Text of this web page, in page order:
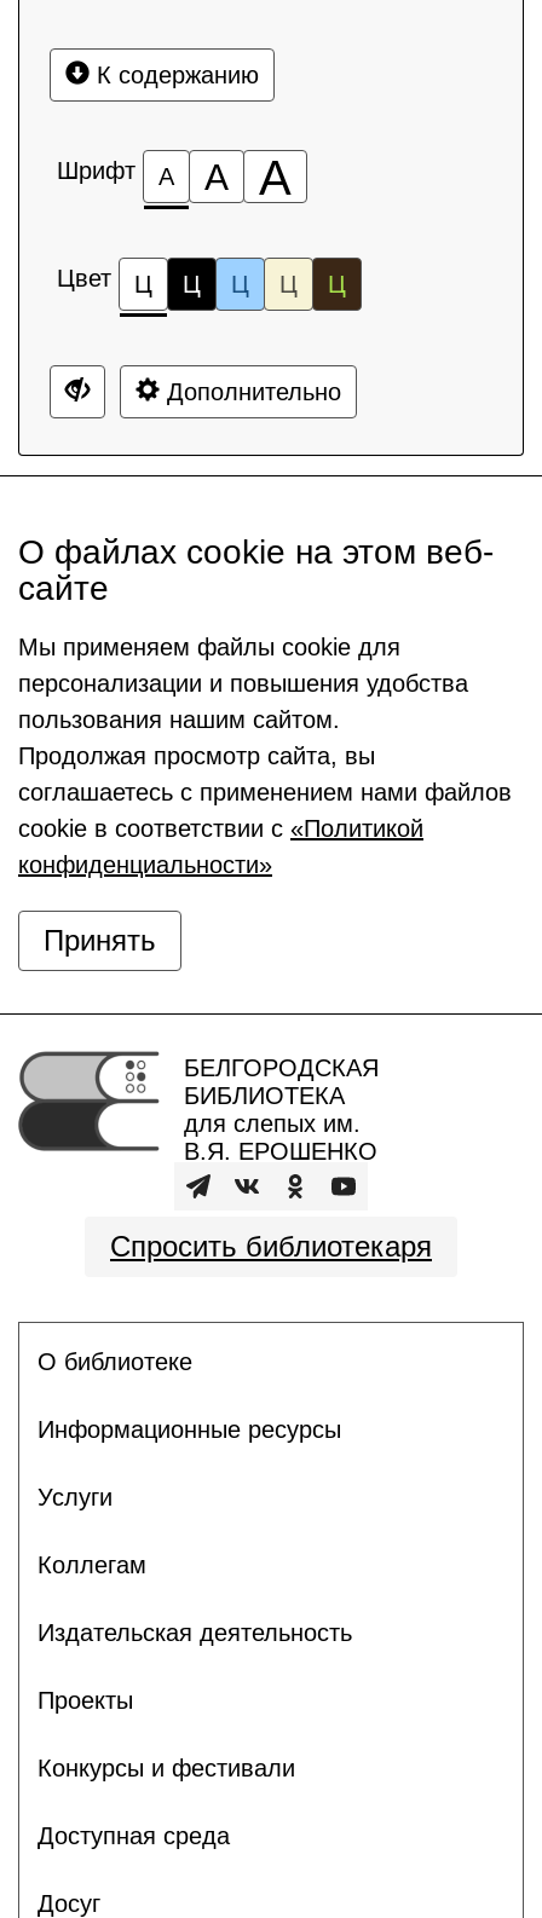
К содержанию
Шрифт А А А
Цвет Ц Ц Ц Ц Ц
Дополнительно
О файлах cookie на этом веб-
сайте
Мы применяем файлы cookie для
персонализации и повышения удобства
пользования нашим сайтом.
Продолжая просмотр сайта, вы
соглашаетесь с применением нами файлов
cookie в соответствии с «Политикой
конфиденциальности»
Принять
БЕЛГОРОДСКАЯ
БИБЛИОТЕКА
для слепых им.
В.Я. ЕРОШЕНКО
Спросить библиотекаря
О библиотеке
Информационные ресурсы
Услуги
Коллегам
Издательская деятельность
Проекты
Конкурсы и фестивали
Доступная среда
Досуг